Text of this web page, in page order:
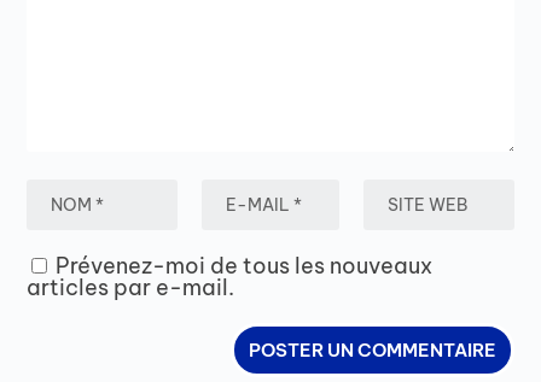
Prévenez-moi de tous les nouveaux
articles par e-mail.